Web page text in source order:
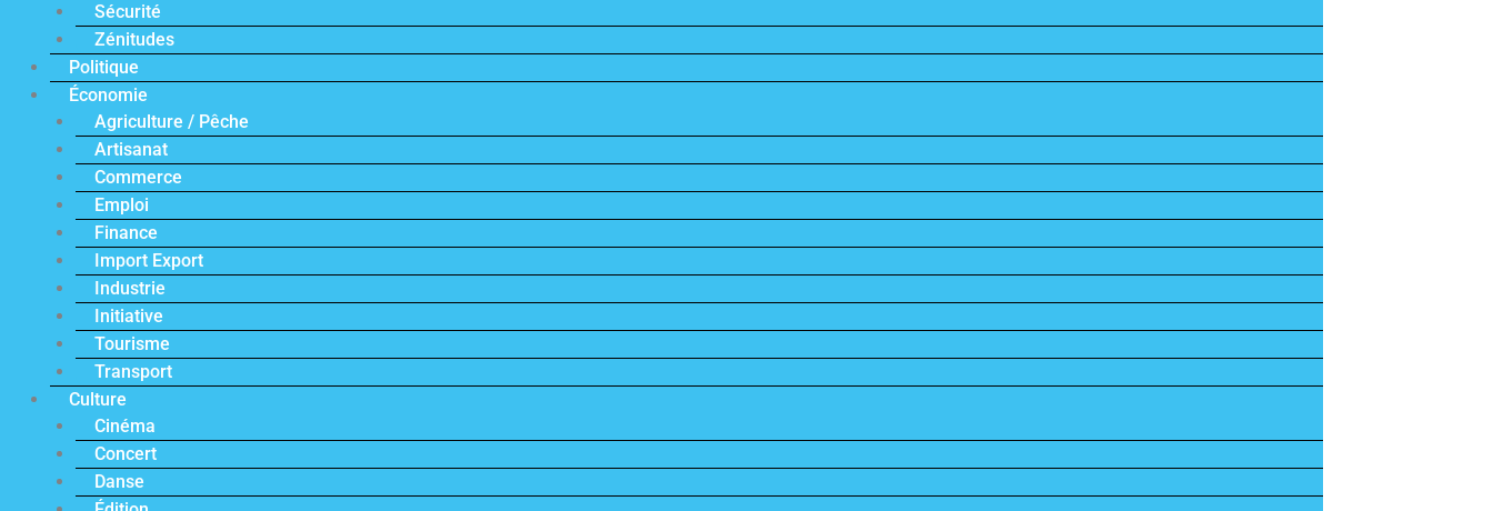
Sécurité
Zénitudes
Politique
Économie
Agriculture / Pêche
Artisanat
Commerce
Emploi
Finance
Import Export
Industrie
Initiative
Tourisme
Transport
Culture
Cinéma
Concert
Danse